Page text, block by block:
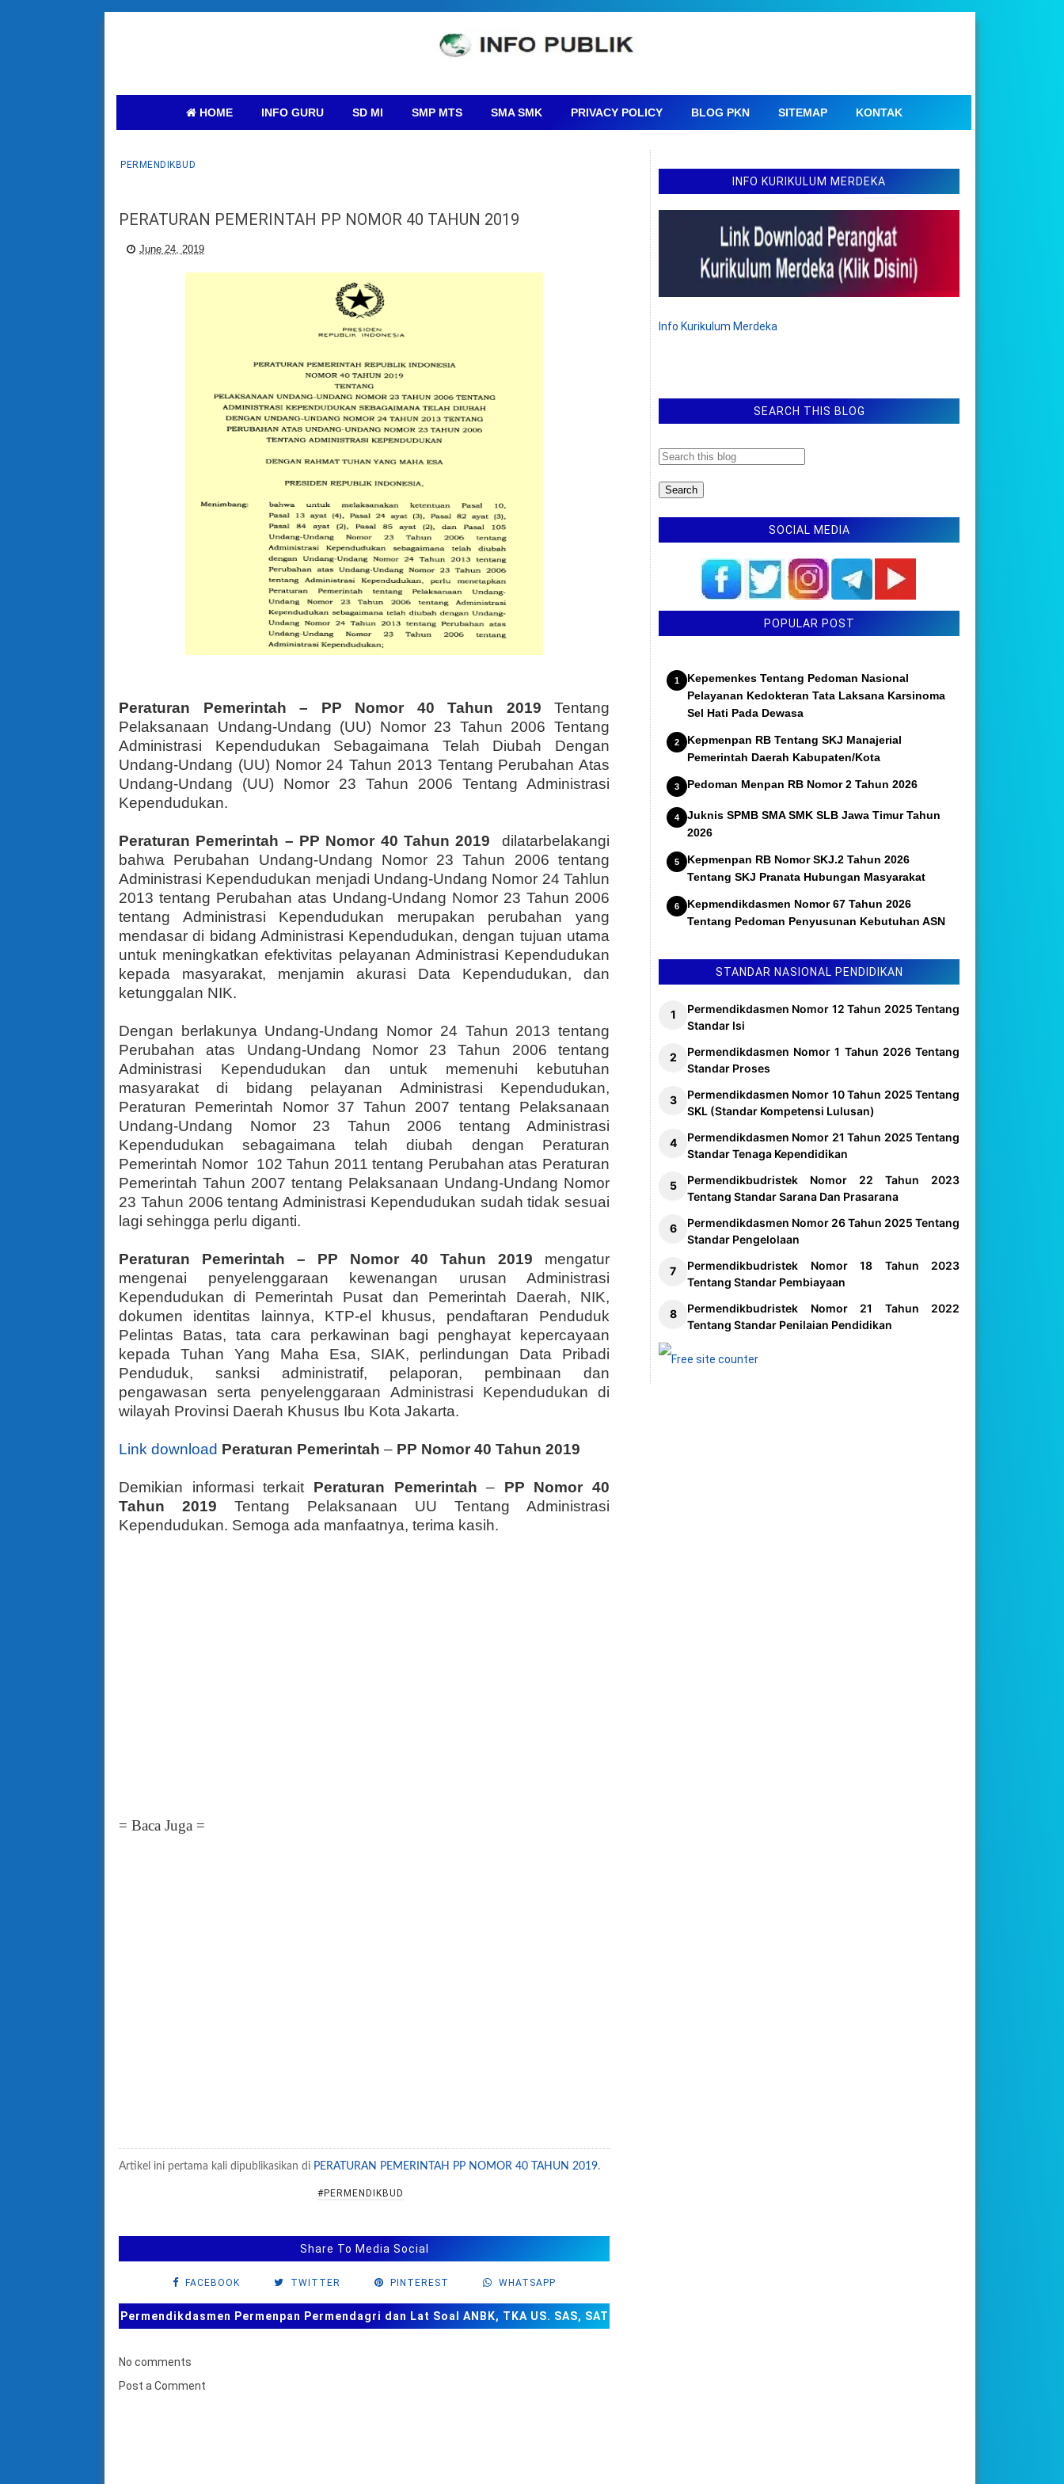
HOME INFO GURU SD MI SMP MTS SMA SMK PRIVACY POLICY BLOG PKN SITEMAP KONTAK
PERMENDIKBUD
PERATURAN PEMERINTAH PP NOMOR 40 TAHUN 2019
June 24, 2019
Peraturan Pemerintah – PP Nomor 40 Tahun 2019 Tentang
Pelaksanaan Undang-Undang (UU) Nomor 23 Tahun 2006 Tentang
Administrasi Kependudukan Sebagaimana Telah Diubah Dengan
Undang-Undang (UU) Nomor 24 Tahun 2013 Tentang Perubahan Atas
Undang-Undang (UU) Nomor 23 Tahun 2006 Tentang Administrasi
Kependudukan.
Peraturan Pemerintah – PP Nomor 40 Tahun 2019 dilatarbelakangi
bahwa Perubahan Undang-Undang Nomor 23 Tahun 2006 tentang
Administrasi Kependudukan menjadi Undang-Undang Nomor 24 Tahlun
2013 tentang Perubahan atas Undang-Undang Nomor 23 Tahun 2006
tentang Administrasi Kependudukan merupakan perubahan yang
mendasar di bidang Administrasi Kependudukan, dengan tujuan utama
untuk meningkatkan efektivitas pelayanan Administrasi Kependudukan
kepada masyarakat, menjamin akurasi Data Kependudukan, dan
ketunggalan NIK.
Dengan berlakunya Undang-Undang Nomor 24 Tahun 2013 tentang
Perubahan atas Undang-Undang Nomor 23 Tahun 2006 tentang
Administrasi Kependudukan dan untuk memenuhi kebutuhan
masyarakat di bidang pelayanan Administrasi Kependudukan,
Peraturan Pemerintah Nomor 37 Tahun 2007 tentang Pelaksanaan
Undang-Undang Nomor 23 Tahun 2006 tentang Administrasi
Kependudukan sebagaimana telah diubah dengan Peraturan
Pemerintah Nomor 102 Tahun 2011 tentang Perubahan atas Peraturan
Pemerintah Tahun 2007 tentang Pelaksanaan Undang-Undang Nomor
23 Tahun 2006 tentang Administrasi Kependudukan sudah tidak sesuai
lagi sehingga perlu diganti.
Peraturan Pemerintah – PP Nomor 40 Tahun 2019 mengatur
mengenai penyelenggaraan kewenangan urusan Administrasi
Kependudukan di Pemerintah Pusat dan Pemerintah Daerah, NIK,
dokumen identitas lainnya, KTP-el khusus, pendaftaran Penduduk
Pelintas Batas, tata cara perkawinan bagi penghayat kepercayaan
kepada Tuhan Yang Maha Esa, SIAK, perlindungan Data Pribadi
Penduduk, sanksi administratif, pelaporan, pembinaan dan
pengawasan serta penyelenggaraan Administrasi Kependudukan di
wilayah Provinsi Daerah Khusus Ibu Kota Jakarta.
Link download Peraturan Pemerintah – PP Nomor 40 Tahun 2019
Demikian informasi terkait Peraturan Pemerintah – PP Nomor 40
Tahun 2019 Tentang Pelaksanaan UU Tentang Administrasi
Kependudukan. Semoga ada manfaatnya, terima kasih.
= Baca Juga =
Artikel ini pertama kali dipublikasikan di PERATURAN PEMERINTAH PP NOMOR 40 TAHUN 2019.
#PERMENDIKBUD
Share To Media Social
FACEBOOK TWITTER PINTEREST WHATSAPP
Permendikdasmen Permenpan Permendagri dan Lat Soal ANBK, TKA US. SAS, SAT
No comments
Post a Comment
INFO KURIKULUM MERDEKA
Info Kurikulum Merdeka
SEARCH THIS BLOG
SOCIAL MEDIA
POPULAR POST
Kepemenkes Tentang Pedoman Nasional
Pelayanan Kedokteran Tata Laksana Karsinoma
Sel Hati Pada Dewasa
Kepmenpan RB Tentang SKJ Manajerial
Pemerintah Daerah Kabupaten/Kota
Pedoman Menpan RB Nomor 2 Tahun 2026
Juknis SPMB SMA SMK SLB Jawa Timur Tahun
2026
Kepmenpan RB Nomor SKJ.2 Tahun 2026
Tentang SKJ Pranata Hubungan Masyarakat
Kepmendikdasmen Nomor 67 Tahun 2026
Tentang Pedoman Penyusunan Kebutuhan ASN
STANDAR NASIONAL PENDIDIKAN
Permendikdasmen Nomor 12 Tahun 2025 Tentang
Standar Isi
Permendikdasmen Nomor 1 Tahun 2026 Tentang
Standar Proses
Permendikdasmen Nomor 10 Tahun 2025 Tentang
SKL (Standar Kompetensi Lulusan)
Permendikdasmen Nomor 21 Tahun 2025 Tentang
Standar Tenaga Kependidikan
Permendikbudristek Nomor 22 Tahun 2023
Tentang Standar Sarana Dan Prasarana
Permendikdasmen Nomor 26 Tahun 2025 Tentang
Standar Pengelolaan
Permendikbudristek Nomor 18 Tahun 2023
Tentang Standar Pembiayaan
Permendikbudristek Nomor 21 Tahun 2022
Tentang Standar Penilaian Pendidikan